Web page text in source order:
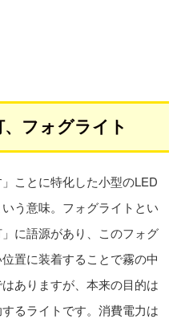
フォグライト
ことに特化した小型のLED
う意味。フォグライトとい
に語源があり、このフォグ
置に装着することで霧の中
ありますが、本来の目的は
るライトです。消費電力は